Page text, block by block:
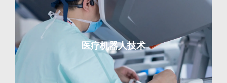
医疗机器人技术